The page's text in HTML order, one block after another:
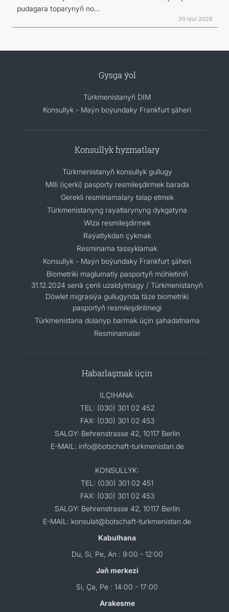
pudagara toparynyň no...
20 Iýul 2026
Gysga ýol
Türkmenistanyň DIM
Konsullyk - Maýn boýundaky Frankfurt şäheri
Konsullyk hyzmatlary
Türkmenistanyň konsullyk gullugy
Milli (içerki) pasporty resmileşdirmek barada
Gerekli resminamalary talap etmek
Türkmenistanyng rayatlarynyng dykgatyna
Wiza resmileşdirmek
Raýatlykdan çykmak
Resminama tassyklamak
Konsullyk - Maýn boýundaky Frankfurt şäheri
Biometriki maglumatly pasportyň möhletiniň
31.12.2024 senä çenli uzaldylmagy / Türkmenistanyň
Döwlet migrasiýa gullugynda täze biometriki
pasportyň resmileşdirilmegi
Türkmenistana dolanyp barmak üçin şahadatnama
Resminamalar
Habarlaşmak üçin
ILÇIHANA:
TEL: (030) 301 02 452
FAX: (030) 301 02 453
SALGY: Behrenstrasse 42, 10117 Berlin
E-MAIL: info@botschaft-turkmenistan.de
KONSULLYK:
TEL: (030) 301 02 451
FAX: (030) 301 02 453
SALGY: Behrenstrasse 42, 10117 Berlin
E-MAIL: konsulat@botschaft-turkmenistan.de
Kabulhana
Du, Si, Pe, An : 9:00 - 12:00
Jaň merkezi
Si, Ça, Pe : 14:00 - 17:00
Arakesme